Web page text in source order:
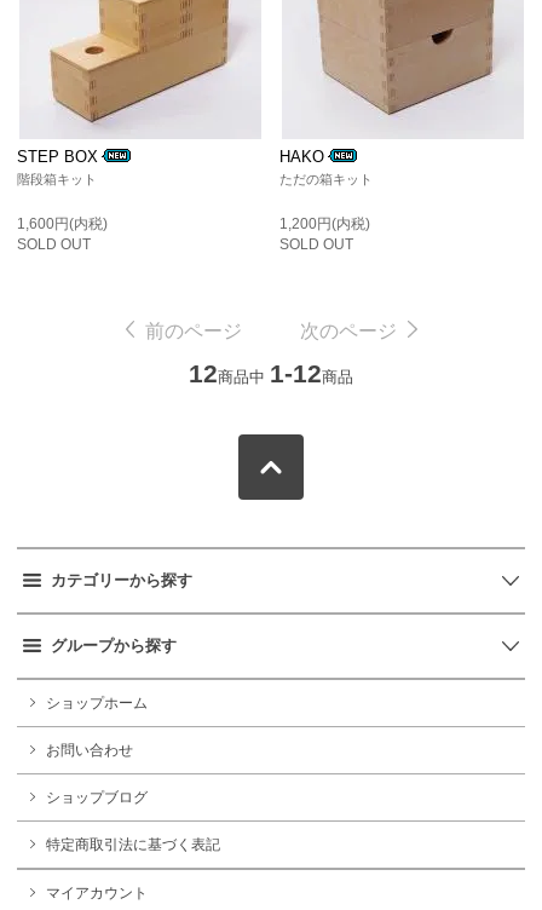
STEP BOX
階段箱キット
1,600円(内税)
SOLD OUT
HAKO
ただの箱キット
1,200円(内税)
SOLD OUT
前のページ 次のページ
12商品中 1-12商品
カテゴリーから探す
グループから探す
ショップホーム
お問い合わせ
ショップブログ
特定商取引法に基づく表記
マイアカウント